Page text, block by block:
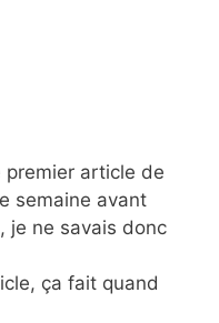
premier article de
semaine avant
je ne savais donc
ça fait quand